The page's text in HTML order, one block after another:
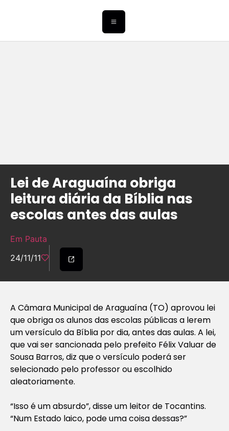
Lei de Araguaína obriga
leitura diária da Bíblia nas
escolas antes das aulas
Em Pauta
24/11/11
A Câmara Municipal de Araguaína (TO) aprovou lei
que obriga os alunos das escolas públicas a lerem
um versículo da Bíblia por dia, antes das aulas. A lei,
que vai ser sancionada pelo prefeito Félix Valuar de
Sousa Barros, diz que o versículo poderá ser
selecionado pelo professor ou escolhido
aleatoriamente.
“Isso é um absurdo”, disse um leitor de Tocantins.
“Num Estado laico, pode uma coisa dessas?”